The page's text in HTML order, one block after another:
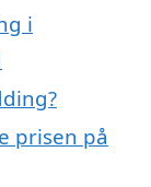
i
prisen på